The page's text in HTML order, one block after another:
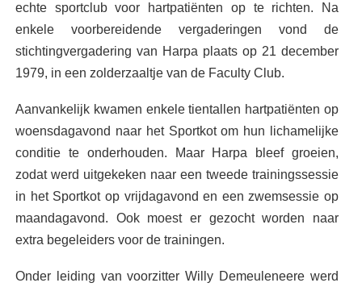
echte sportclub voor hartpatiënten op te richten. Na
enkele voorbereidende vergaderingen vond de
stichtingvergadering van Harpa plaats op 21 december
1979, in een zolderzaaltje van de Faculty Club.
Aanvankelijk kwamen enkele tientallen hartpatiënten op
woensdagavond naar het Sportkot om hun lichamelijke
conditie te onderhouden. Maar Harpa bleef groeien,
zodat werd uitgekeken naar een tweede trainingssessie
in het Sportkot op vrijdagavond en een zwemsessie op
maandagavond. Ook moest er gezocht worden naar
extra begeleiders voor de trainingen.
Onder leiding van voorzitter Willy Demeuleneere werd